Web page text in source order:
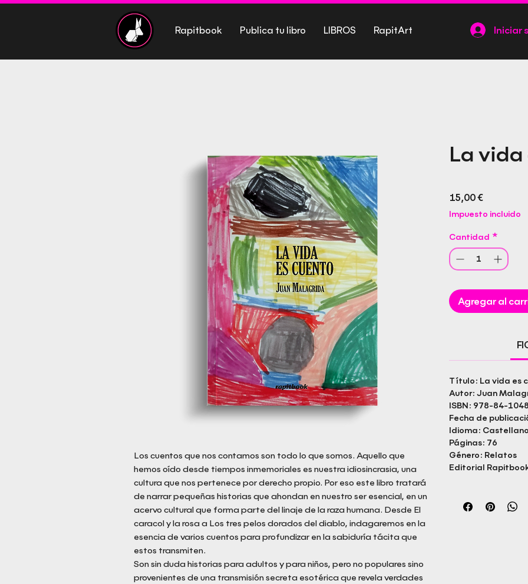
Rapitbook Publica tu libro LIBROS RapitArt Iniciar
Los cuentos que nos contamos son todo lo que somos. Aquello que
hemos oído desde tiempos inmemoriales es nuestra idiosincrasia, una
cultura que nos pertenece por derecho propio. Por eso este libro tratará
de narrar pequeñas historias que ahondan en nuestro ser esencial, en un
acervo cultural que forma parte del linaje de la raza humana. Desde El
caracol y la rosa a Los tres pelos dorados del diablo, indagaremos en la
esencia de varios cuentos para profundizar en la sabiduría tácita que
estos transmiten.
Son sin duda historias para adultos y para niños, pero no populares sino
provenientes de una transmisión secreta esotérica que revela verdades
La vida
15,00 €Precio
Impuesto incluido
Cantidad *
Agregar al
Título: La vida es
Autor: Juan
ISBN: 978-84-
Fecha de
Idioma: Castellano
Páginas: 76
Género: Relatos
Editorial